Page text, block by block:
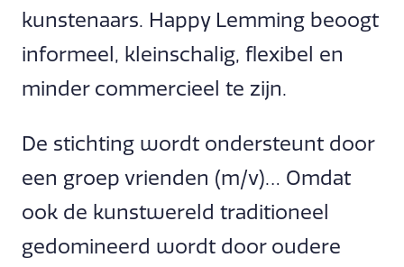
kunstenaars. Happy Lemming beoogt
informeel, kleinschalig, flexibel en
minder commercieel te zijn.
De stichting wordt ondersteunt door
een groep vrienden (m/v)… Omdat
ook de kunstwereld traditioneel
gedomineerd wordt door oudere